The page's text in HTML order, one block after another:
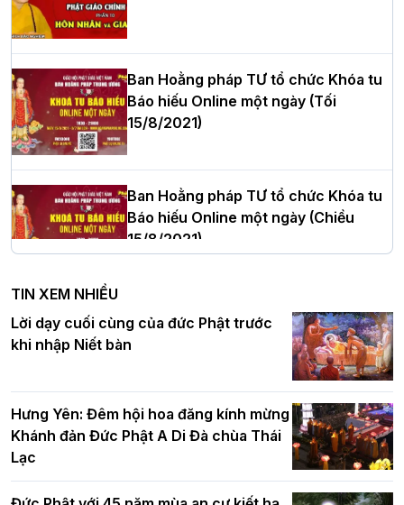
Hòa thượng Thích Quảng Tùng tái đắc
cử Trưởng BTS GHPGVN thành phố Hải
Phòng nhiệm kỳ 2026 – 2031
Thượng tọa Thích Tâm Chính được suy
cử tân Trưởng ban Trị sự GHPGVN tỉnh
Hà Nội: Tăng Ni Trường hạ Bồ Đề trang
nghiêm tác pháp Tiền an cư PL.2570 –
DL.2026
Hà Nội
Ban Hoằng pháp TƯ tổ chức Khóa tu
Báo hiếu Online một ngày (Tối
15/8/2021)
Ban Hoằng pháp TƯ tổ chức Khóa tu
Báo hiếu Online một ngày (Chiều
15/8/2021)
Ban Hoằng pháp TƯ tổ chức Khóa tu
Báo hiếu Online một ngày (Sáng
15/8/2021)
Tinh thần yêu nước của Phật giáo
TIN XEM NHIỀU
Lời dạy cuối cùng của đức Phật trước
khi nhập Niết bàn
Hưng Yên: Đêm hội hoa đăng kính mừng
Khánh đản Đức Phật A Di Đà chùa Thái
Lạc